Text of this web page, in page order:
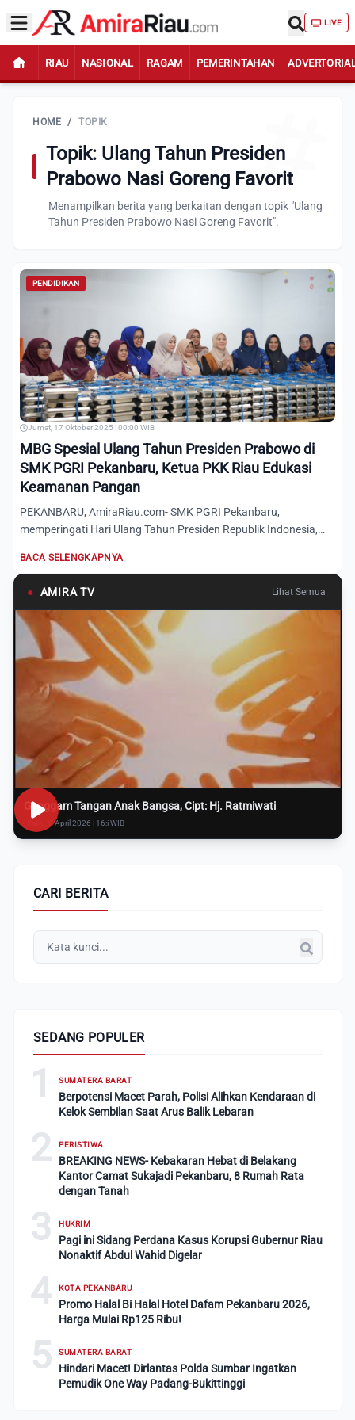
LIVE
RIAU NASIONAL RAGAM PEMERINTAHAN
HOME / TOPIK
Topik: Ulang Tahun Presiden
Prabowo Nasi Goreng Favorit
Menampilkan berita yang berkaitan dengan topik "Ulang
Tahun Presiden Prabowo Nasi Goreng Favorit".
PENDIDIKAN
Jumat, 17 Oktober 2025 | 00:00 WIB
MBG Spesial Ulang Tahun Presiden Prabowo di
SMK PGRI Pekanbaru, Ketua PKK Riau Edukasi
Keamanan Pangan
PEKANBARU, AmiraRiau.com- SMK PGRI Pekanbaru,
memperingati Hari Ulang Tahun Presiden Republik Indonesia,
BACA SELENGKAPNYA
● AMIRA TV Lihat Semua
Genggam Tangan Anak Bangsa, Cipt: Hj. Ratmiwati
Rabu, 8 April 2026 | 16:i WIB
CARI BERITA
SEDANG POPULER
1 SUMATERA BARAT
Berpotensi Macet Parah, Polisi Alihkan Kendaraan di
Kelok Sembilan Saat Arus Balik Lebaran
2 PERISTIWA
BREAKING NEWS- Kebakaran Hebat di Belakang
Kantor Camat Sukajadi Pekanbaru, 8 Rumah Rata
dengan Tanah
3 HUKRIM
Pagi ini Sidang Perdana Kasus Korupsi Gubernur Riau
Nonaktif Abdul Wahid Digelar
4 KOTA PEKANBARU
Promo Halal Bi Halal Hotel Dafam Pekanbaru 2026,
Harga Mulai Rp125 Ribu!
5 SUMATERA BARAT
Hindari Macet! Dirlantas Polda Sumbar Ingatkan
Pemudik One Way Padang-Bukittinggi